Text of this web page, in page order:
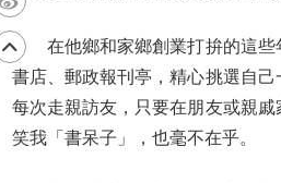
在他鄉和家鄉創業打拚的這些年
書店、郵政報刊亭，精心挑選自
每次走親訪友，只要在朋友或親
笑我「書呆子」，也毫不在乎。